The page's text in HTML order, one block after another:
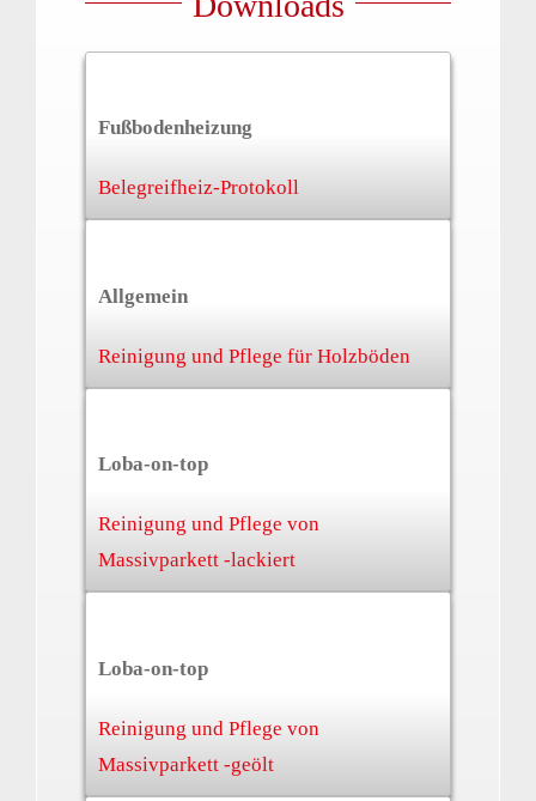
Fußbodenheizung
Belegreifheiz-Protokoll
Allgemein
Reinigung und Pflege für Holzböden
Loba-on-top
Reinigung und Pflege von
Massivparkett -lackiert
Loba-on-top
Reinigung und Pflege von
Massivparkett -geölt